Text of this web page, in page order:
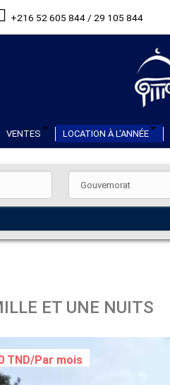
+216 52 605 844 / 29 105 844
VENTES LOCATION À L'ANNÉE
ET UNE NUITS
TND/Par mois